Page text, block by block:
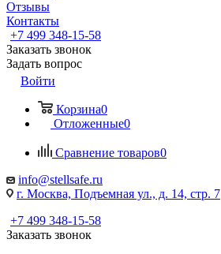
Отзывы
Контакты
+7 499 348-15-58
Заказать звонок
Задать вопрос
Войти
Корзина0
Отложенные0
Сравнение товаров0
info@stellsafe.ru
г. Москва, Подъемная ул., д. 14, стр. 7
+7 499 348-15-58
Заказать звонок